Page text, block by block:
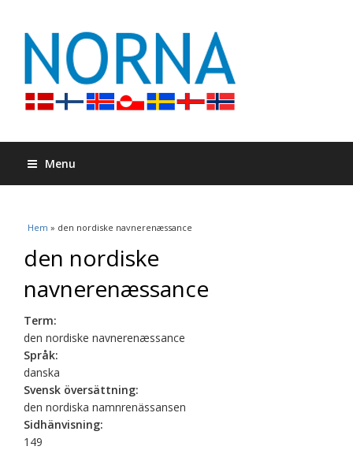
Menu
Du är här
Hem » den nordiske navnerenæssance
den nordiske
navnerenæssance
Term:
den nordiske navnerenæssance
Språk:
danska
Svensk översättning:
den nordiska namnrenässansen
Sidhänvisning:
149